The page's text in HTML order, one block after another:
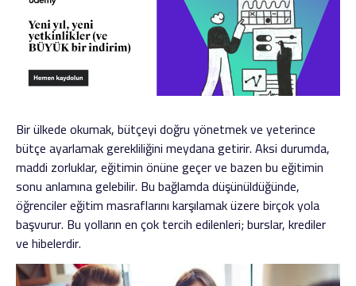
Bir ülkede okumak, bütçeyi doğru yönetmek ve yeterince
bütçe ayarlamak gerekliliğini meydana getirir. Aksi durumda,
maddi zorluklar, eğitimin önüne geçer ve bazen bu eğitimin
sonu anlamına gelebilir. Bu bağlamda düşünüldüğünde,
öğrenciler eğitim masraflarını karşılamak üzere birçok yola
başvurur. Bu yolların en çok tercih edilenleri; burslar, krediler
ve hibelerdir.